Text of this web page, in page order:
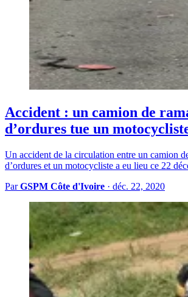
Accident : un camion de
d’ordures tue un
Un accident de la circulation entre un camion
d’ordures et un motocycliste a eu lieu ce 22
ParGSPM Côte d'Ivoire · déc. 22, 2020